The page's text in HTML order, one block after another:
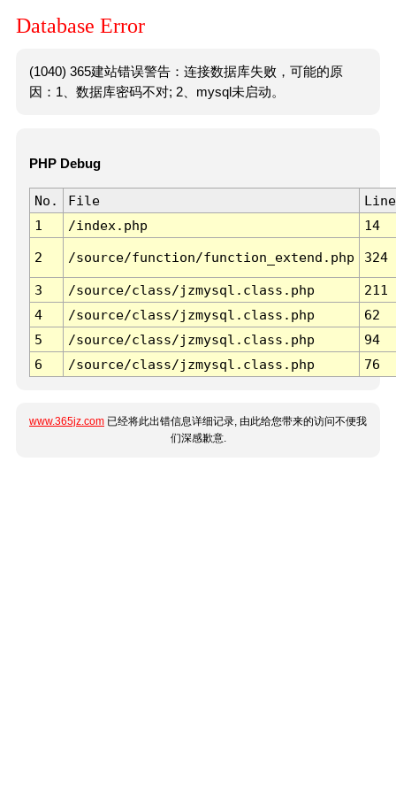
Database Error
(1040) 365建站错误警告：连接数据库失败，可能的原
因：1、数据库密码不对; 2、mysql未启动。
PHP Debug
No. File
Line
1
/index.php 14
2 /source/function/function_extend.php 324
3 /source/class/jzmysql.class.php
211
4
/source/class/jzmysql.class.php
62
5
/source/class/jzmysql.class.php
94
6
/source/class/jzmysql.class.php 76
www.365jz.com 已经将此出错信息详细记录, 由此给您带来的访问不便我
们深感歉意.